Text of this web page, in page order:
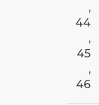
,
44
,
45
,
46